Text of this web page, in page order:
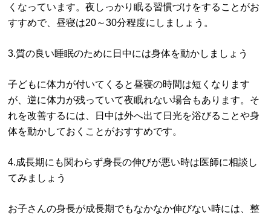
くなっています。夜しっかり眠る習慣づけをすることがお
すすめで、昼寝は20～30分程度にしましょう。
3.質の良い睡眠のために日中には身体を動かしましょう
子どもに体力が付いてくると昼寝の時間は短くなります
が、逆に体力が残っていて夜眠れない場合もあります。そ
れを改善するには、日中は外へ出て日光を浴びることや身
体を動かしておくことがおすすめです。
4.成長期にも関わらず身長の伸びが悪い時は医師に相談し
てみましょう
お子さんの身長が成長期でもなかなか伸びない時には、整